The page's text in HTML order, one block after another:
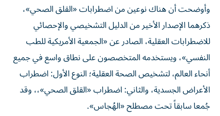
وأوضحت أن هناك نوعين من اضطرابات «القلق الصحي»،
ذكرهما الإصدار الأخير من الدليل التشخيصي والإحصائي
للاضطرابات العقلية، الصادر عن «الجمعية الأمريكية للطب
النفسي»، ويستخدمه المتخصصون على نطاق واسع في جميع
أنحاء العالم، لتشخيص الصحة العقلية؛ النوع الأول: اضطراب
الأعراض الجسدية، والثاني: اضطراب «القلق الصحي»،، وقد
جُمعا سابقاً تحت مصطلح «الهُجاس».